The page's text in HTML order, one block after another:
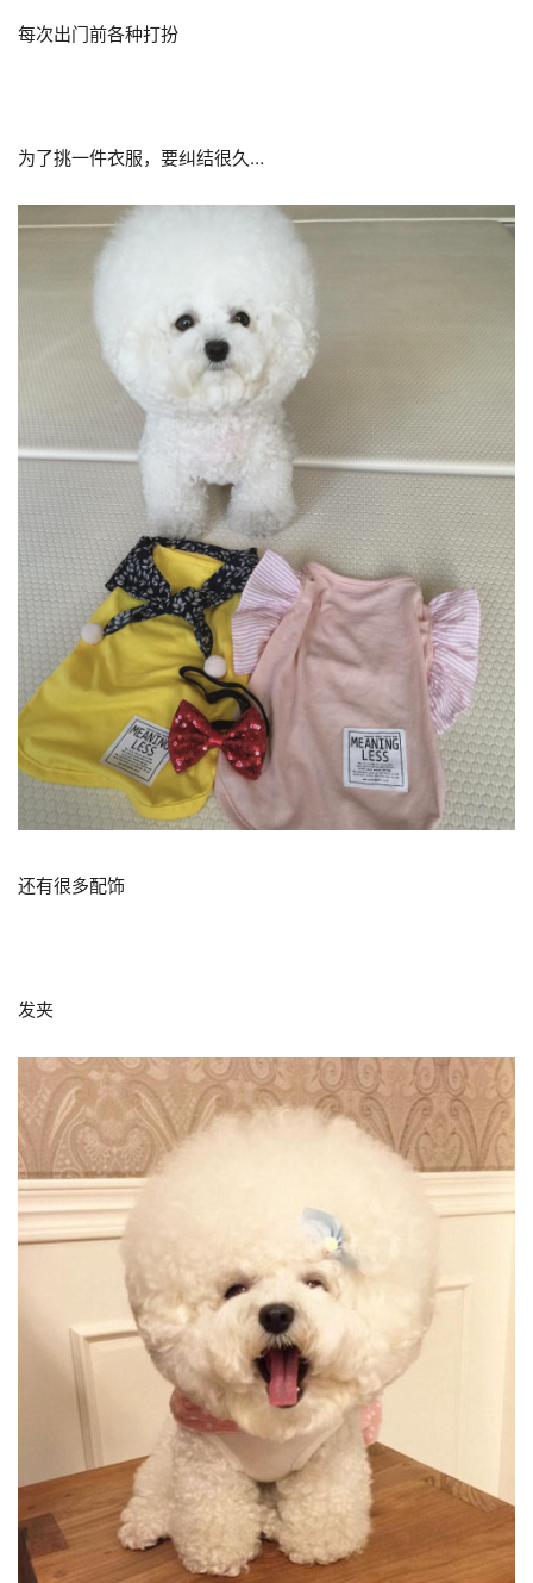
每次出门前各种打扮
为了挑一件衣服，要纠结很久…
还有很多配饰
发夹